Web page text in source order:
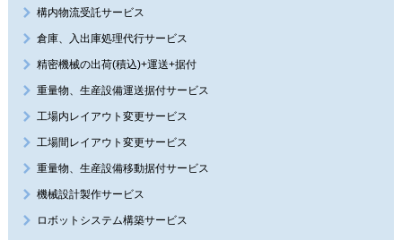
構内物流受託サービス
倉庫、入出庫処理代行サービス
精密機械の出荷(積込)+運送+据付
重量物、生産設備運送据付サービス
工場内レイアウト変更サービス
工場間レイアウト変更サービス
重量物、生産設備移動据付サービス
機械設計製作サービス
ロボットシステム構築サービス